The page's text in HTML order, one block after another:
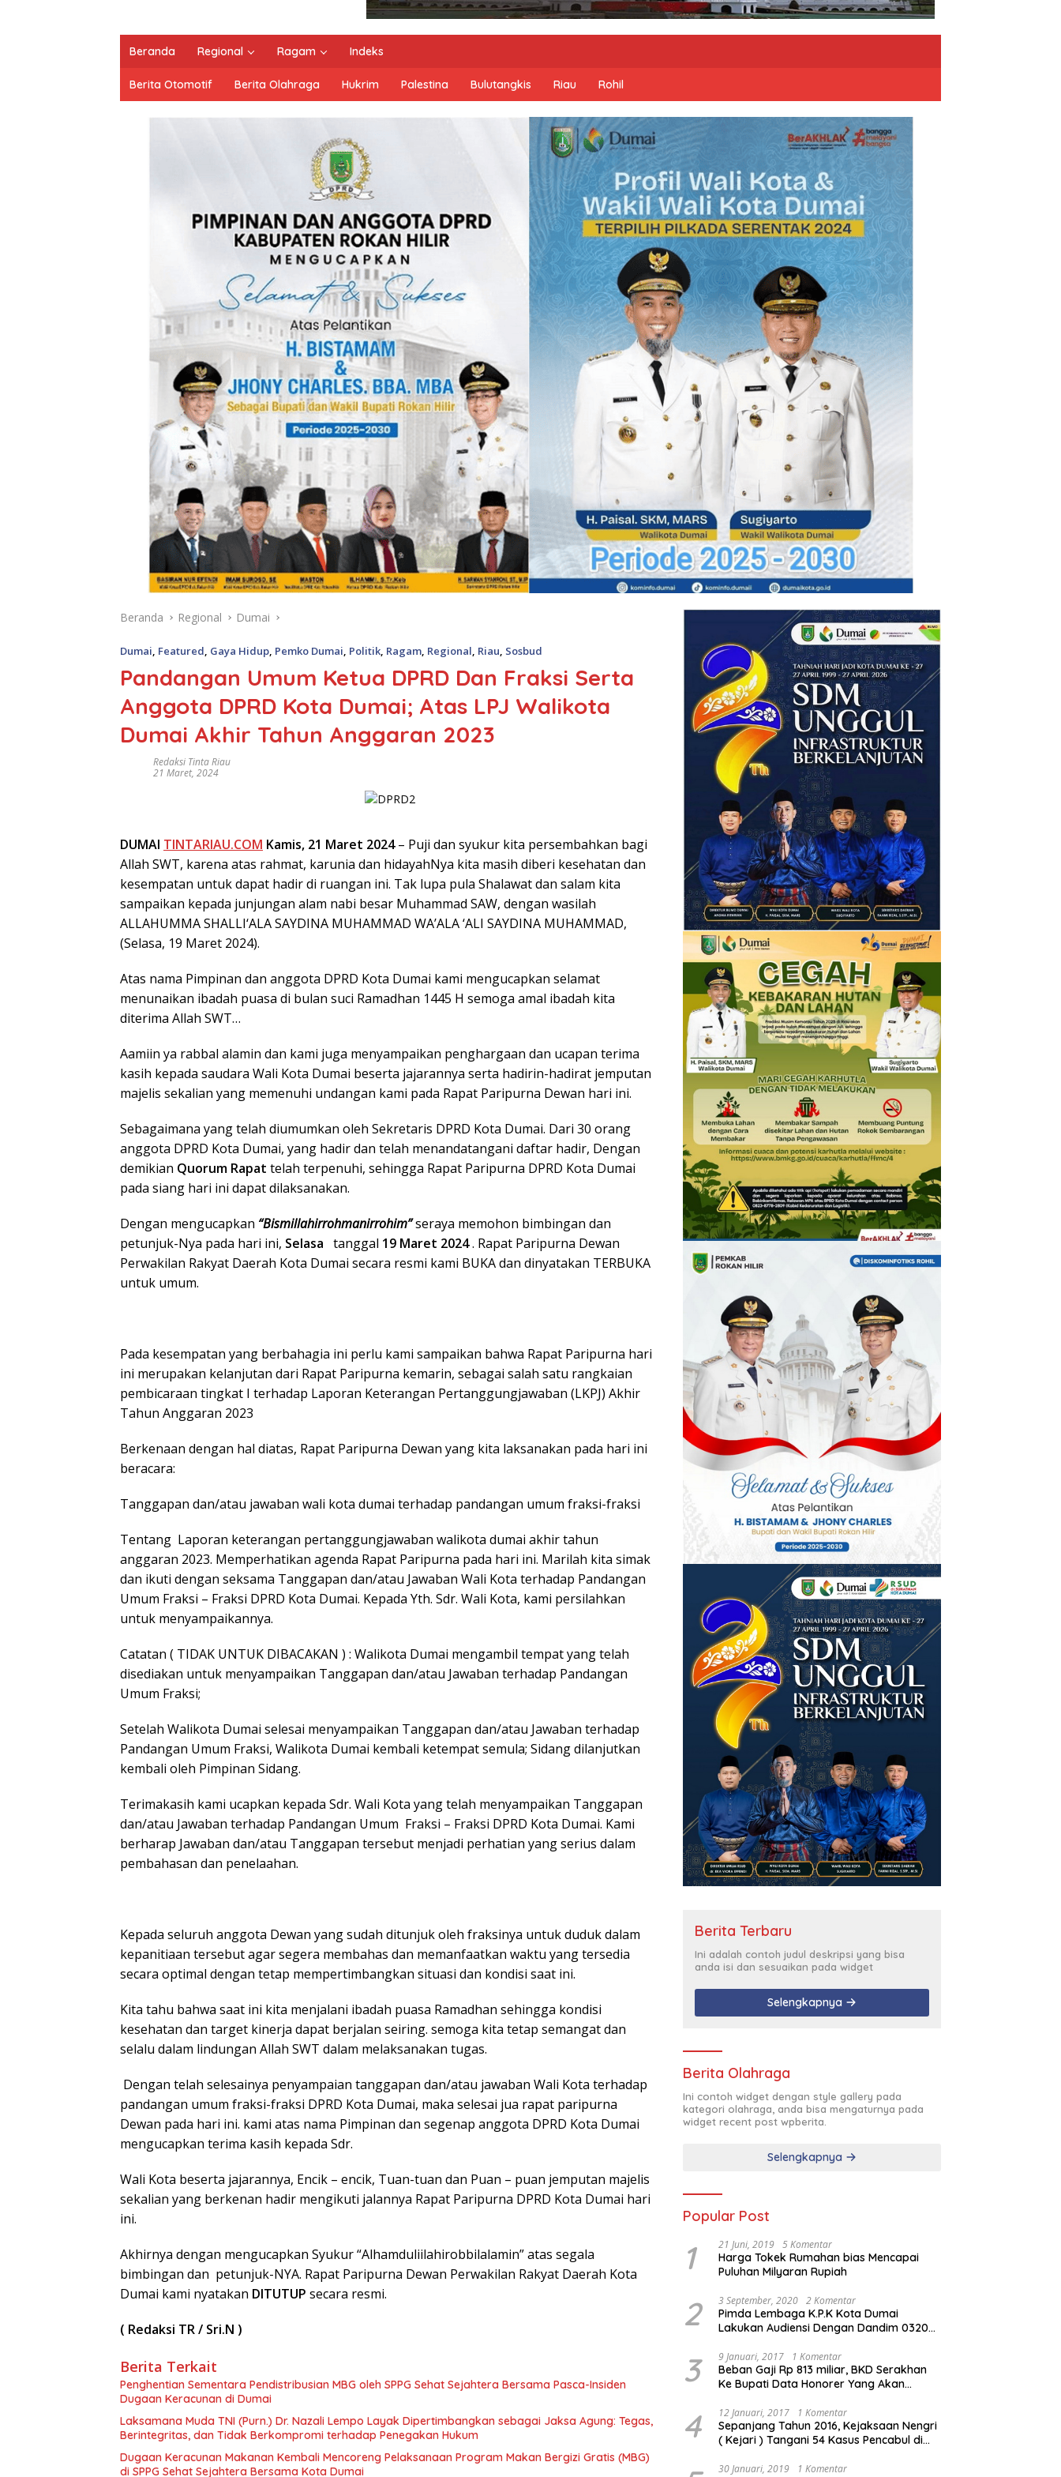
Beranda Regional Ragam Indeks
Berita Otomotif Berita Olahraga Hukrim Palestina Bulutangkis Riau Rohil
Beranda Regional Dumai
Dumai, Featured, Gaya Hidup, Pemko Dumai, Politik, Ragam, Regional, Riau, Sosbud
Pandangan Umum Ketua DPRD Dan Fraksi Serta
Anggota DPRD Kota Dumai; Atas LPJ Walikota
Dumai Akhir Tahun Anggaran 2023
Redaksi Tinta Riau
21 Maret, 2024
DUMAI TINTARIAU.COM Kamis, 21 Maret 2024– Puji dan syukur kita persembahkan bagi
Allah SWT, karena atas rahmat, karunia dan hidayahNya kita masih diberi kesehatan dan
kesempatan untuk dapat hadir di ruangan ini. Tak lupa pula Shalawat dan salam kita
sampaikan kepada junjungan alam nabi besar Muhammad SAW, dengan wasilah
ALLAHUMMA SHALLI‘ALA SAYDINA MUHAMMAD WA’ALA ‘ALI SAYDINA MUHAMMAD,
(Selasa, 19 Maret 2024).
Atas nama Pimpinan dan anggota DPRD Kota Dumai kami mengucapkan selamat
menunaikan ibadah puasa di bulan suci Ramadhan 1445 H semoga amal ibadah kita
diterima Allah SWT…
Aamiin ya rabbal alamin dan kami juga menyampaikan penghargaan dan ucapan terima
kasih kepada saudara Wali Kota Dumai beserta jajarannya serta hadirin-hadirat jemputan
majelis sekalian yang memenuhi undangan kami pada Rapat Paripurna Dewan hari ini.
Sebagaimana yang telah diumumkan oleh Sekretaris DPRD Kota Dumai. Dari 30 orang
anggota DPRD Kota Dumai, yang hadir dan telah menandatangani daftar hadir, Dengan
demikian Quorum Rapat telah terpenuhi, sehingga Rapat Paripurna DPRD Kota Dumai
pada siang hari ini dapat dilaksanakan.
Dengan mengucapkan “Bismillahirrohmanirrohim”seraya memohon bimbingan dan
petunjuk-Nya pada hari ini, Selasa tanggal 19 Maret 2024. Rapat Paripurna Dewan
Perwakilan Rakyat Daerah Kota Dumai secara resmi kami BUKA dan dinyatakan TERBUKA
untuk umum.
Pada kesempatan yang berbahagia ini perlu kami sampaikan bahwa Rapat Paripurna hari
ini merupakan kelanjutan dari Rapat Paripurna kemarin, sebagai salah satu rangkaian
pembicaraan tingkat I terhadap Laporan Keterangan Pertanggungjawaban (LKPJ) Akhir
Tahun Anggaran 2023
Berkenaan dengan hal diatas, Rapat Paripurna Dewan yang kita laksanakan pada hari ini
beracara:
Tanggapan dan/atau jawaban wali kota dumai terhadap pandangan umum fraksi-fraksi
Tentang Laporan keterangan pertanggungjawaban walikota dumai akhir tahun
anggaran 2023. Memperhatikan agenda Rapat Paripurna pada hari ini. Marilah kita simak
dan ikuti dengan seksama Tanggapan dan/atau Jawaban Wali Kota terhadap Pandangan
Umum Fraksi – Fraksi DPRD Kota Dumai. Kepada Yth. Sdr. Wali Kota, kami persilahkan
untuk menyampaikannya.
Catatan ( TIDAK UNTUK DIBACAKAN ) : Walikota Dumai mengambil tempat yang telah
disediakan untuk menyampaikan Tanggapan dan/atau Jawaban terhadap Pandangan
Umum Fraksi;
Setelah Walikota Dumai selesai menyampaikan Tanggapan dan/atau Jawaban terhadap
Pandangan Umum Fraksi, Walikota Dumai kembali ketempat semula; Sidang dilanjutkan
kembali oleh Pimpinan Sidang.
Terimakasih kami ucapkan kepada Sdr. Wali Kota yang telah menyampaikan Tanggapan
dan/atau Jawaban terhadap Pandangan Umum Fraksi – Fraksi DPRD Kota Dumai. Kami
berharap Jawaban dan/atau Tanggapan tersebut menjadi perhatian yang serius dalam
pembahasan dan penelaahan.
Kepada seluruh anggota Dewan yang sudah ditunjuk oleh fraksinya untuk duduk dalam
kepanitiaan tersebut agar segera membahas dan memanfaatkan waktu yang tersedia
secara optimal dengan tetap mempertimbangkan situasi dan kondisi saat ini.
Kita tahu bahwa saat ini kita menjalani ibadah puasa Ramadhan sehingga kondisi
kesehatan dan target kinerja dapat berjalan seiring. semoga kita tetap semangat dan
selalu dalam lindungan Allah SWT dalam melaksanakan tugas.
Dengan telah selesainya penyampaian tanggapan dan/atau jawaban Wali Kota terhadap
pandangan umum fraksi-fraksi DPRD Kota Dumai, maka selesai jua rapat paripurna
Dewan pada hari ini. kami atas nama Pimpinan dan segenap anggota DPRD Kota Dumai
mengucapkan terima kasih kepada Sdr.
Wali Kota beserta jajarannya, Encik – encik, Tuan-tuan dan Puan – puan jemputan majelis
sekalian yang berkenan hadir mengikuti jalannya Rapat Paripurna DPRD Kota Dumai hari
ini.
Akhirnya dengan mengucapkan Syukur “Alhamduliilahirobbilalamin” atas segala
bimbingan dan petunjuk-NYA. Rapat Paripurna Dewan Perwakilan Rakyat Daerah Kota
Dumai kami nyatakan DITUTUP secara resmi.
( Redaksi TR / Sri.N )
Berita Terkait
Penghentian Sementara Pendistribusian MBG oleh SPPG Sehat Sejahtera Bersama Pasca-Insiden
Dugaan Keracunan di Dumai
Laksamana Muda TNI (Purn.) Dr. Nazali Lempo Layak Dipertimbangkan sebagai Jaksa Agung: Tegas,
Berintegritas, dan Tidak Berkompromi terhadap Penegakan Hukum
Dugaan Keracunan Makanan Kembali Mencoreng Pelaksanaan Program Makan Bergizi Gratis (MBG)
di SPPG Sehat Sejahtera Bersama Kota Dumai
Berita Terbaru
Ini adalah contoh judul deskripsi yang bisa
anda isi dan sesuaikan pada widget
Selengkapnya
Berita Olahraga
Ini contoh widget dengan style gallery pada
kategori olahraga, anda bisa mengaturnya pada
widget recent post wpberita.
Selengkapnya
Popular Post
1 21 Juni, 2019 5 Komentar
Harga Tokek Rumahan bias Mencapai
Puluhan Milyaran Rupiah
2 3 September, 2020 2 Komentar
Pimda Lembaga K.P.K Kota Dumai
Lakukan Audiensi Dengan Dandim 0320
3 9 Januari, 2017 1 Komentar
Beban Gaji Rp 813 miliar, BKD Serakhan
Ke Bupati Data Honorer Yang Akan
4 12 Januari, 2017 1 Komentar
Sepanjang Tahun 2016, Kejaksaan Nengri
( Kejari ) Tangani 54 Kasus Pencabul di
30 Januari, 2019 1 Komentar